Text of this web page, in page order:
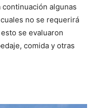
algunas
no se requerirá
se evaluaron
comida y otras